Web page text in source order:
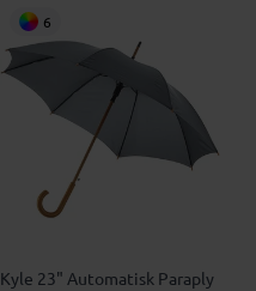
6
Kyle 23" Automatisk Paraply